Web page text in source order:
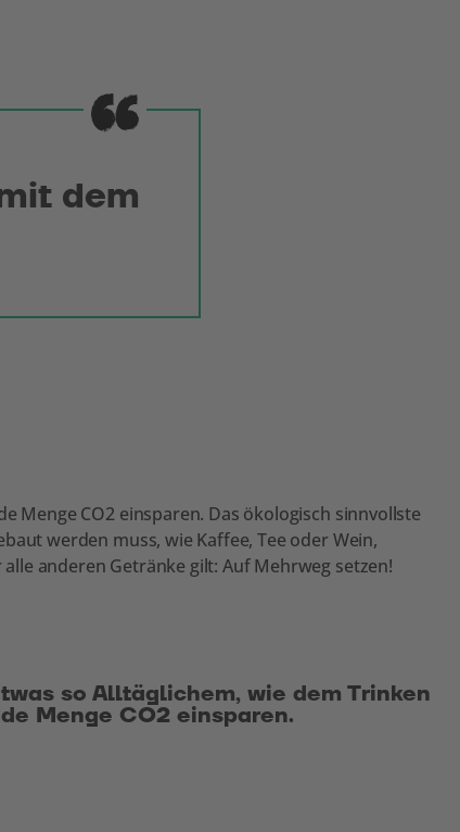
dem
Menge CO2 einsparen. Das ökologisch sinnvollste
werden muss, wie Kaffee, Tee oder Wein,
anderen Getränke gilt: Auf Mehrweg setzen!
so Alltäglichem, wie dem Trinken
Menge CO2 einsparen.